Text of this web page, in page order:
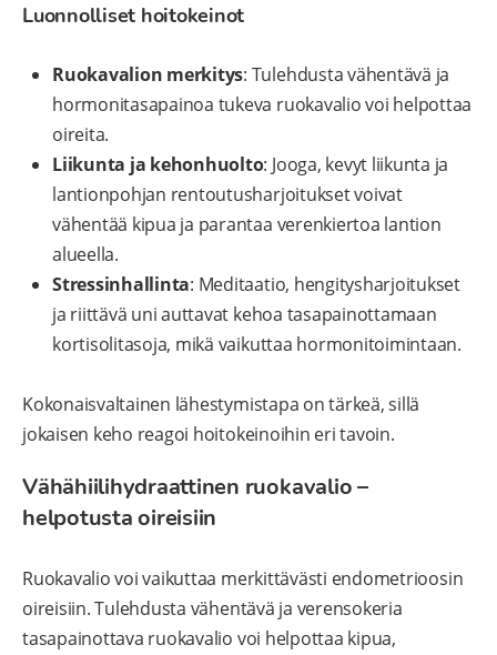
Luonnolliset hoitokeinot
Ruokavalion merkitys: Tulehdusta vähentävä ja
hormonitasapainoa tukeva ruokavalio voi helpottaa
oireita.
Liikunta ja kehonhuolto: Jooga, kevyt liikunta ja
lantionpohjan rentoutusharjoitukset voivat
vähentää kipua ja parantaa verenkiertoa lantion
alueella.
Stressinhallinta: Meditaatio, hengitysharjoitukset
ja riittävä uni auttavat kehoa tasapainottamaan
kortisolitasoja, mikä vaikuttaa hormonitoimintaan.
Kokonaisvaltainen lähestymistapa on tärkeä, sillä
jokaisen keho reagoi hoitokeinoihin eri tavoin.
Vähähiilihydraattinen ruokavalio –
helpotusta oireisiin
Ruokavalio voi vaikuttaa merkittävästi endometrioosin
oireisiin. Tulehdusta vähentävä ja verensokeria
tasapainottava ruokavalio voi helpottaa kipua,